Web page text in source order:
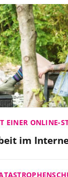
EINER ONLINE-
im